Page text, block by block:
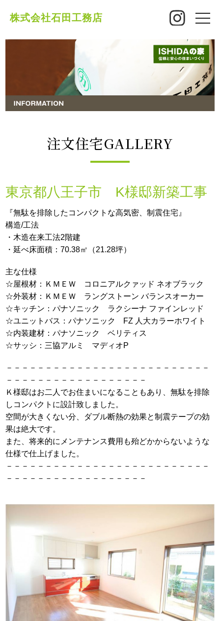
株式会社石田工務店
toggle
注文住宅GALLERY
東京都八王子市 K様邸新築工事
『無駄を排除したコンパクトな高気密、制震住宅』
構造/工法
・木造在来工法2階建
・延べ床面積：70.38㎡（21.28坪）
主な仕様
☆屋根材：ＫＭＥＷ コロニアルクァッド ネオブラック
☆外装材：ＫＭＥＷ ラングストーン バランスオーカー
☆キッチン：パナソニック ラクシーナ ファインレッド
☆ユニットバス：パナソニック FZ 人大カラーホワイト
☆内装建材：パナソニック ベリティス
☆サッシ：三協アルミ マディオP
－－－－－－－－－－－－－－－－－－－－－－－－－－
－－－－－－－－－－－－－－－－－－
Ｋ様邸はお二人でお住まいになることもあり、無駄を排除
しコンパクトに設計致しました。
空間が大きくない分、ダブル断熱の効果と制震テープの効
果は絶大です。
また、将来的にメンテナンス費用も殆どかからないような
仕様で仕上げました。
－－－－－－－－－－－－－－－－－－－－－－－－－－
－－－－－－－－－－－－－－－－－－